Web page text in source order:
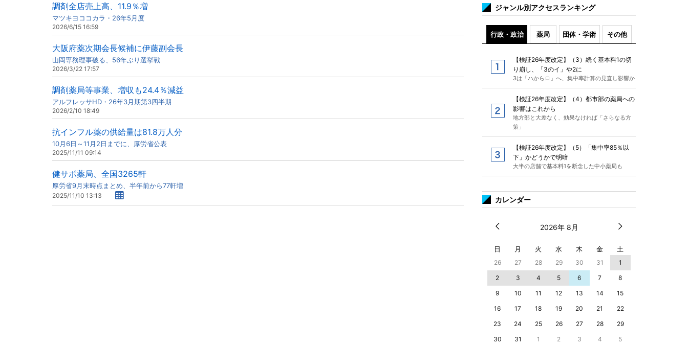
調剤全店売上高、11.9％増
マツキヨココカラ・26年5月度
2026/6/15 16:59
大阪府薬次期会長候補に伊藤副会長
山岡専務理事破る、56年ぶり選挙戦
2026/3/22 17:57
調剤薬局等事業、増収も24.4％減益
アルフレッサHD・26年3月期第3四半期
2026/2/10 18:49
抗インフル薬の供給量は81.8万人分
10月6日～11月2日までに、厚労省公表
2025/11/11 09:14
健サポ薬局、全国3265軒
厚労省9月末時点まとめ、半年前から77軒増
2025/11/10 13:13
ジャンル別アクセスランキング
行政・政治 薬局 団体・学術 その他
【検証26年度改定】（3）続く基本料1の切
り崩し、「3のイ」や2に
3は「ハからロ」へ、集中率計算の見直し影響か
【検証26年度改定】（4）都市部の薬局への
影響はこれから
地方部と大差なく、効果なければ「さらなる方
策」
【検証26年度改定】（5）「集中率85％以
下」かどうかで明暗
大半の店舗で基本料1を断念した中小薬局も
カレンダー
2026年 8月
日 月 火 水 木 金 土
26 27 28 29 30 31
1
2
3 4 5 6 7
8
9
10 11 12 13 14
15
16
17 18 19 20 21
22
23
24 25 26 27 28
29
30
31 1 2 3 4 5